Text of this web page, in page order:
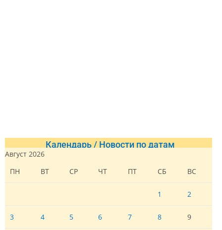
Календарь / Новости по датам
Август 2026
ПН
ВТ СР ЧТ ПТ СБ ВС
1 2
3 4 5 6 7 8 9